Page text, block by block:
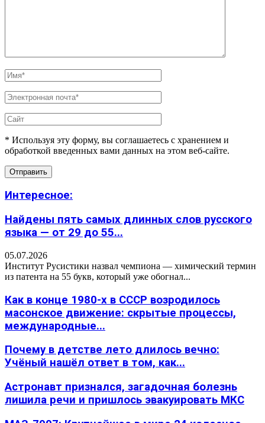
* Используя эту форму, вы соглашаетесь с хранением и
обработкой введенных вами данных на этом веб-сайте.
Интересное:
Найдены пять самых длинных слов русского
языка — от 29 до 55...
05.07.2026
Институт Русистики назвал чемпиона — химический термин
из патента на 55 букв, который уже обогнал...
Как в конце 1980-х в СССР возродилось
масонское движение: скрытые процессы,
международные...
Почему в детстве лето длилось вечно:
Учёный нашёл ответ в том, как...
Астронавт признался, загадочная болезнь
лишила речи и пришлось эвакуировать МКС